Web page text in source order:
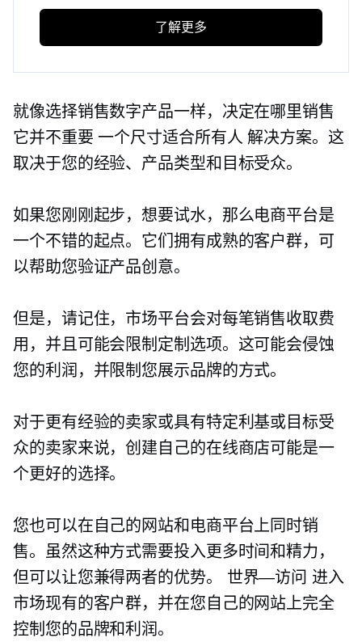
了解更多
就像选择销售数字产品一样，决定在哪里销售
它并不重要一个尺寸适合所有人 解决方案。这
取决于您的经验、产品类型和目标受众。
如果您刚刚起步，想要试水，那么电商平台是
一个不错的起点。它们拥有成熟的客户群，可
以帮助您验证产品创意。
但是，请记住，市场平台会对每笔销售收取费
用，并且可能会限制定制选项。这可能会侵蚀
您的利润，并限制您展示品牌的方式。
对于更有经验的卖家或具有特定利基或目标受
众的卖家来说，创建自己的在线商店可能是一
个更好的选择。
您也可以在自己的网站和电商平台上同时销
售。虽然这种方式需要投入更多时间和精力，
但可以让您兼得两者的优势。 世界—访问 进入
市场现有的客户群，并在您自己的网站上完全
控制您的品牌和利润。